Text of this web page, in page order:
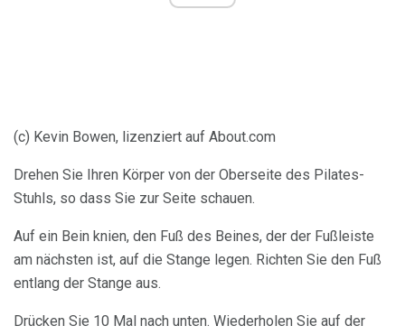
(c) Kevin Bowen, lizenziert auf About.com
Drehen Sie Ihren Körper von der Oberseite des Pilates-
Stuhls, so dass Sie zur Seite schauen.
Auf ein Bein knien, den Fuß des Beines, der der Fußleiste
am nächsten ist, auf die Stange legen. Richten Sie den Fuß
entlang der Stange aus.
Drücken Sie 10 Mal nach unten. Wiederholen Sie auf der